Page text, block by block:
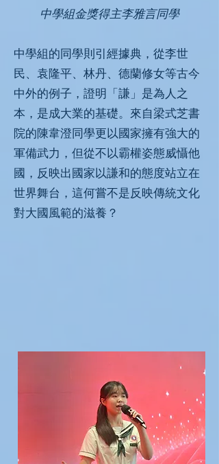
中學組金獎得主李雅言同學
中學組的同學則引經據典，從李世
民、袁隆平、林丹、德蘭修女等古今
中外的例子，證明「謙」是為人之
本，是成大業的基礎。來自梁式芝書
院的陳韋澄同學更以國家擁有強大的
軍備武力，但從不以霸權姿態威懾他
國，反映出國家以謙和的態度站立在
世界舞台，這何嘗不是反映傳統文化
對大國風範的滋養？